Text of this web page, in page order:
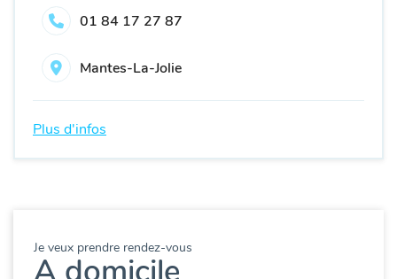
01 84 17 27 87
Mantes-La-Jolie
Plus d'infos
Je veux prendre rendez-vous